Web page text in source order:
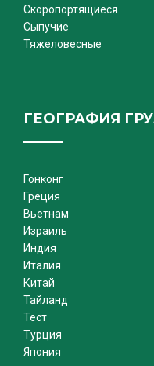
Скоропортящиеся
Сыпучие
Тяжеловесные
ГЕОГРАФИЯ
Гонконг
Греция
Вьетнам
Израиль
Индия
Италия
Китай
Тайланд
Тест
Турция
Япония